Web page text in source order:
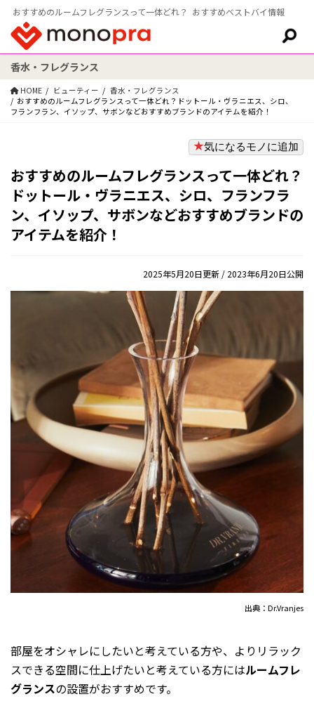
おすすめのルームフレグランスって一体どれ？ おすすめベストバイ情報
検索:
香水・フレグランス
HOME ビューティー
香水・フレグランス
おすすめのルームフレグランスって一体どれ？ドットール・ヴラニエス、シロ、
フランフラン、イソップ、サボンなどおすすめブランドのアイテムを紹介！
気になるモノに追加
おすすめのルームフレグランスって一体どれ？
ドットール・ヴラニエス、シロ、フランフラ
ン、イソップ、サボンなどおすすめブランドの
アイテムを紹介！
2025年5月20日更新 / 2023年6月20日公開
出典：Dr.Vranjes
部屋をオシャレにしたいと考えている方や、よりリラック
スできる空間に仕上げたいと考えている方にはルームフレ
グランスの設置がおすすめです。